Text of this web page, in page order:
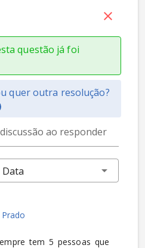
questão já foi
quer outra resolução?
ao responder
Data
tem 5 pessoas que